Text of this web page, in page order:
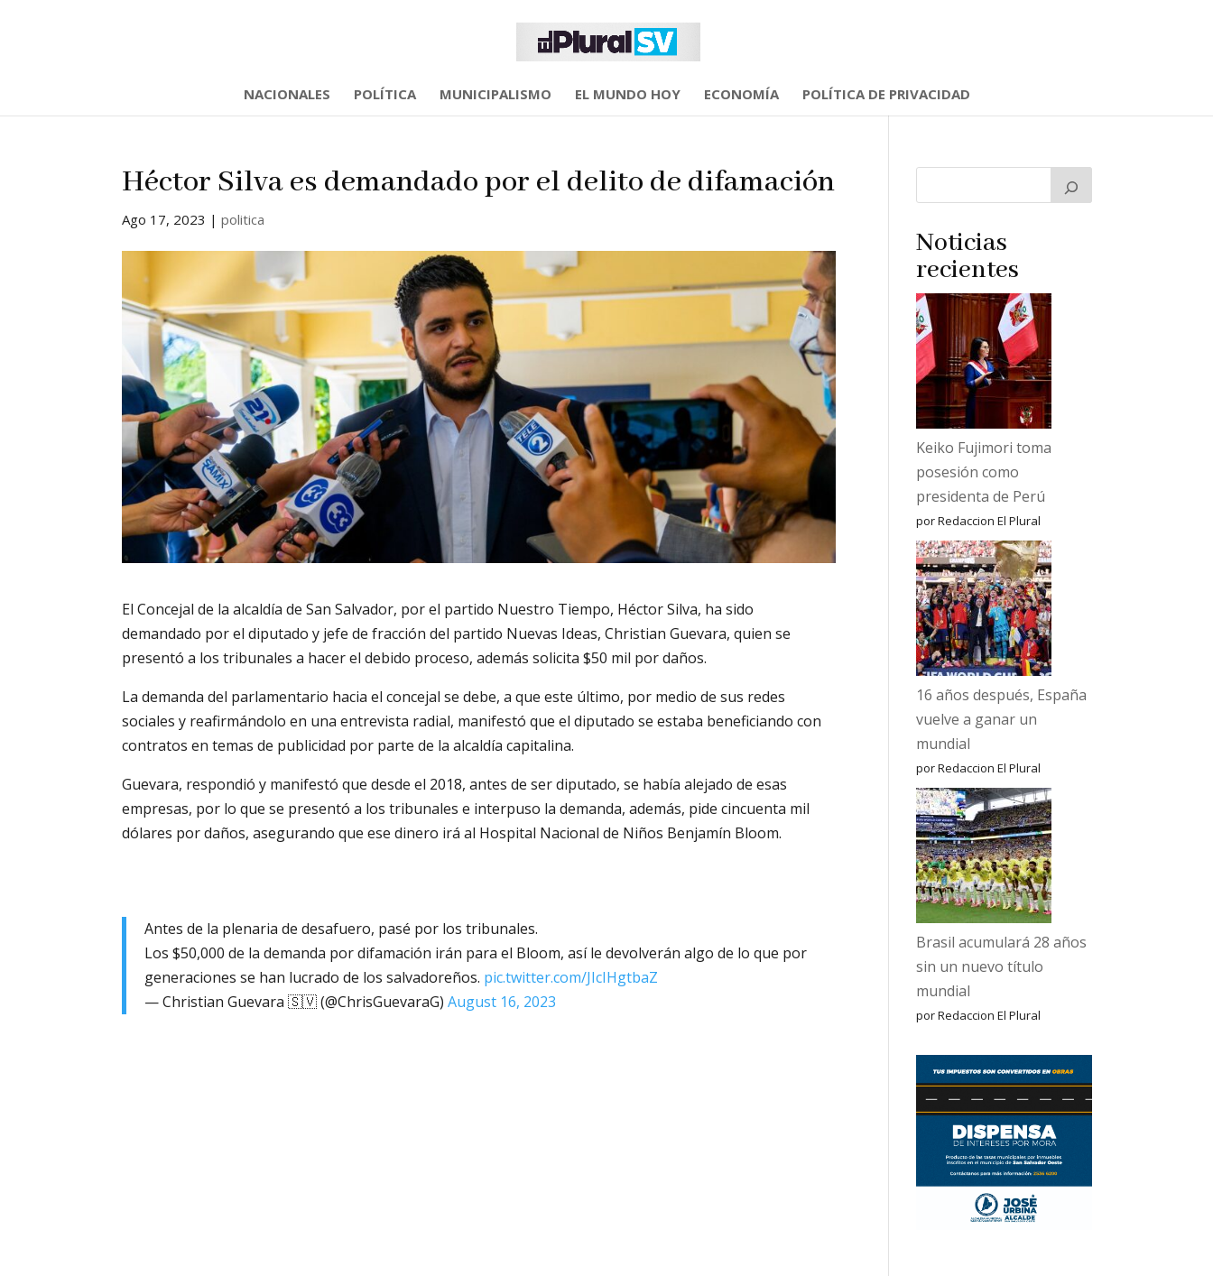
NACIONALES POLÍTICA MUNICIPALISMO EL MUNDO HOY ECONOMÍA POLÍTICA DE PRIVACIDAD
Héctor Silva es demandado por el delito de difamación
Ago 17, 2023 | politica
El Concejal de la alcaldía de San Salvador, por el partido Nuestro Tiempo, Héctor Silva, ha sido
demandado por el diputado y jefe de fracción del partido Nuevas Ideas, Christian Guevara, quien se
presentó a los tribunales a hacer el debido proceso, además solicita $50 mil por daños.
La demanda del parlamentario hacia el concejal se debe, a que este último, por medio de sus redes
sociales y reafirmándolo en una entrevista radial, manifestó que el diputado se estaba beneficiando con
contratos en temas de publicidad por parte de la alcaldía capitalina.
Guevara, respondió y manifestó que desde el 2018, antes de ser diputado, se había alejado de esas
empresas, por lo que se presentó a los tribunales e interpuso la demanda, además, pide cincuenta mil
dólares por daños, asegurando que ese dinero irá al Hospital Nacional de Niños Benjamín Bloom.
Antes de la plenaria de desafuero, pasé por los tribunales.
Los $50,000 de la demanda por difamación irán para el Bloom, así le devolverán algo de lo que por
generaciones se han lucrado de los salvadoreños. pic.twitter.com/JIcIHgtbaZ
— Christian Guevara 🇸🇻 (@ChrisGuevaraG) August 16, 2023
Noticias
recientes
Keiko Fujimori toma
posesión como
presidenta de Perú
por Redaccion El Plural
16 años después, España
vuelve a ganar un
mundial
por Redaccion El Plural
Brasil acumulará 28 años
sin un nuevo título
mundial
por Redaccion El Plural